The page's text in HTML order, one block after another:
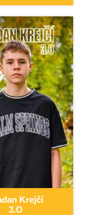
Krejčí
3.O